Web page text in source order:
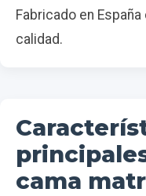
Fabricado en
calidad.
cama